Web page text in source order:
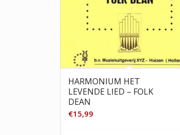
HARMONIUM HET
LEVENDE LIED – FOLK
DEAN
€15,99